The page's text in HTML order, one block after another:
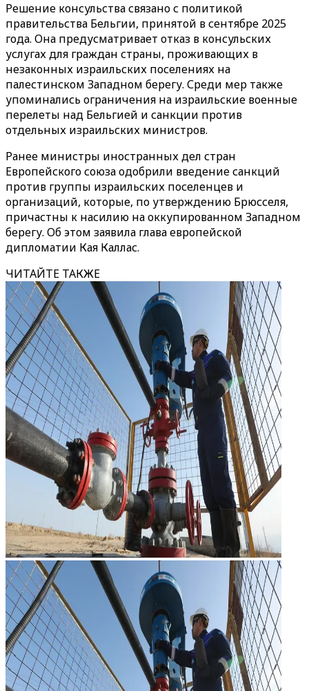
Решение консульства связано с политикой
правительства Бельгии, принятой в сентябре 2025
года. Она предусматривает отказ в консульских
услугах для граждан страны, проживающих в
незаконных израильских поселениях на
палестинском Западном берегу. Среди мер также
упоминались ограничения на израильские военные
перелеты над Бельгией и санкции против
отдельных израильских министров.
Ранее министры иностранных дел стран
Европейского союза одобрили введение санкций
против группы израильских поселенцев и
организаций, которые, по утверждению Брюсселя,
причастны к насилию на оккупированном Западном
берегу. Об этом заявила глава европейской
дипломатии Кая Каллас.
ЧИТАЙТЕ ТАКЖЕ